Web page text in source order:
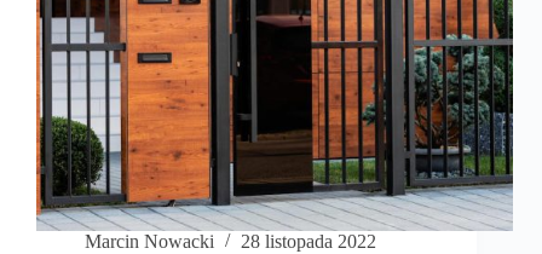
Marcin Nowacki 28 listopada 2022